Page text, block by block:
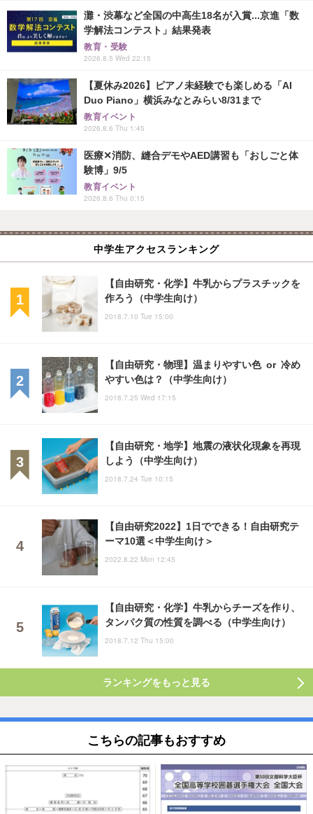
灘・渋幕など全国の中高生18名が入賞...京進「数
学解法コンテスト」結果発表
教育・受験
2026.8.5 Wed 22:15
【夏休み2026】ピアノ未経験でも楽しめる「AI
Duo Piano」横浜みなとみらい8/31まで
教育イベント
2026.8.6 Thu 1:45
医療✕消防、縫合デモやAED講習も「おしごと体
験博」9/5
教育イベント
2026.8.6 Thu 0:15
中学生アクセスランキング
【自由研究・化学】牛乳からプラスチックを
作ろう（中学生向け）
2018.7.10 Tue 15:00
【自由研究・物理】温まりやすい色 or 冷め
やすい色は？（中学生向け）
2018.7.25 Wed 17:15
【自由研究・地学】地震の液状化現象を再現
しよう（中学生向け）
2018.7.24 Tue 10:15
【自由研究2022】1日でできる！自由研究テ
ーマ10選＜中学生向け＞
2022.8.22 Mon 12:45
【自由研究・化学】牛乳からチーズを作り、
タンパク質の性質を調べる（中学生向け）
2018.7.12 Thu 15:00
ランキングをもっと見る
こちらの記事もおすすめ